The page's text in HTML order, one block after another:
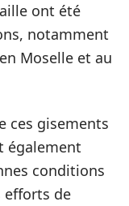
ont été
notamment
Moselle et au
ces gisements
également
conditions
efforts de